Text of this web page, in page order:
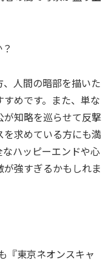
人間の暗部を描いた
すめです。また、単な
知略を巡らせて反撃
求めている方にも満
ハッピーエンドや心
強すぎるかもしれま
『東京ネオンスキャ